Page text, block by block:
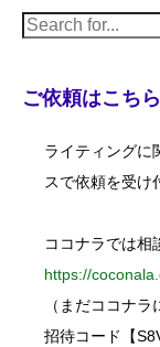
S
e
c
h
ご依頼はこち
ライティングに
スで依頼を受け
ココナラでは相
https://
（まだココナ
招待コード【